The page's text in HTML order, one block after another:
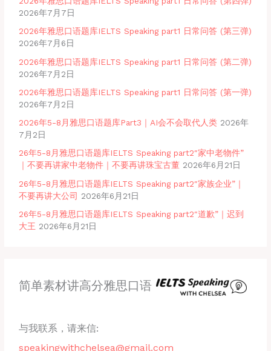
2026年7月7日
2026年雅思口语题库IELTS Speaking part1 日常问答 (第三弹)
2026年7月6日
2026年雅思口语题库IELTS Speaking part1 日常问答 (第二弹)
2026年7月2日
2026年雅思口语题库IELTS Speaking part1 日常问答 (第一弹)
2026年7月2日
2026年5-8月雅思口语题库Part3｜AI会不会取代人类 2026年
7月2日
26年5-8月雅思口语题库IELTS Speaking part2″家中老物件”
｜不要再讲家中老物件｜不要再讲珠宝古董 2026年6月21日
26年5-8月雅思口语题库IELTS Speaking part2″家族企业”｜
不要再讲大公司 2026年6月21日
26年5-8月雅思口语题库IELTS Speaking part2″道歉”｜迟到
大王 2026年6月21日
简单素材讲高分雅思口语
与我联系，请来信:
speakingwithchelsea@gmail.com